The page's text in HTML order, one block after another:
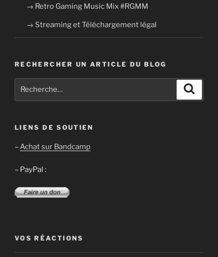
→ Retro Gaming Music Mix #RGMM
→ Streaming et Téléchargement légal
RECHERCHER UN ARTICLE DU BLOG
LIENS DE SOUTIEN
–Achat sur Bandcamp
– PayPal :
VOS RÉACTIONS